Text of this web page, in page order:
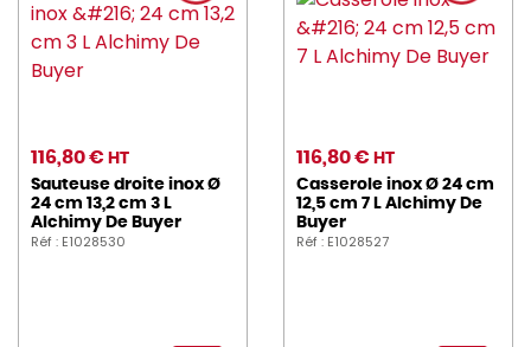
116,80 € HT
Sauteuse droite inox Ø
24 cm 13,2 cm 3 L
Alchimy De Buyer
Réf : E1028530
116,80 € HT
Casserole inox Ø 24 cm
12,5 cm 7 L Alchimy De
Buyer
Réf : E1028527